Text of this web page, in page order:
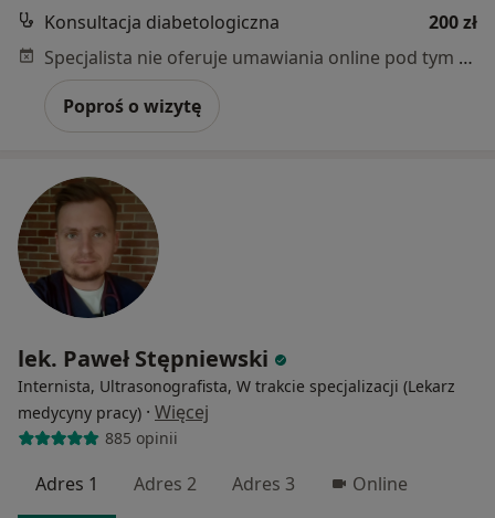
Konsultacja diabetologiczna
200 zł
Specjalista nie oferuje umawiania online pod tym adresem.
Poproś o wizytę
lek. Paweł Stępniewski
Internista, Ultrasonografista, W trakcie specjalizacji (Lekarz
medycyny pracy) · Więcej
885 opinii
Adres 1 Adres 2 Adres 3 Online